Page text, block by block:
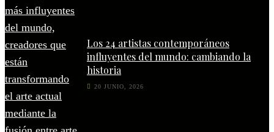
Los 24 artistas contemporáneos
influyentes del mundo: cambiando la
historia
20 JUNIO, 2026